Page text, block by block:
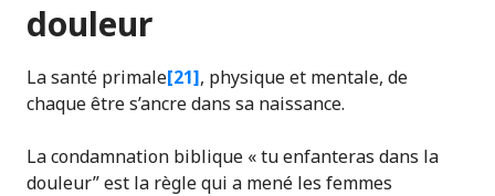
douleur
La santé primale[21], physique et mentale, de
chaque être s’ancre dans sa naissance.
La condamnation biblique « tu enfanteras dans la
douleur” est la règle qui a mené les femmes